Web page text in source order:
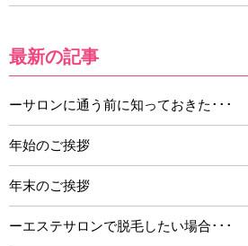
最新の記事
ーサロンに通う前に知っておきた･･･
年始のご挨拶
年末のご挨拶
ーエステサロンで脱毛したい場合･･･